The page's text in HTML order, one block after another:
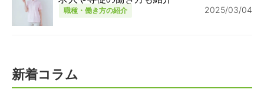
職種・働き方の紹介 2025/03/04
新着コラム